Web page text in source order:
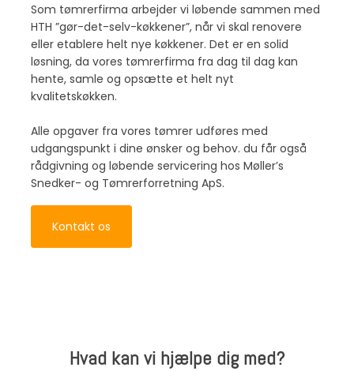
Som tømrerfirma arbejder vi løbende sammen med
HTH ”gør-det-selv-køkkener”, når vi skal renovere
eller etablere helt nye køkkener. Det er en solid
løsning, da vores tømrerfirma fra dag til dag kan
hente, samle og opsætte et helt nyt
kvalitetskøkken.
Alle opgaver fra vores tømrer udføres med
udgangspunkt i dine ønsker og behov. du får også
rådgivning og løbende servicering hos Møller’s
Snedker- og Tømrerforretning ApS.
Kontakt os
Hvad kan vi hjælpe dig med?